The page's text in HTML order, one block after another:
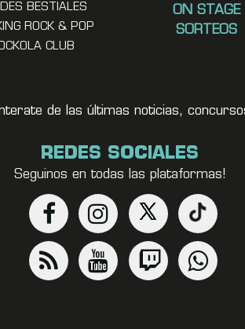
BESTIALES
ROCK & POP
CLUB
ON STAGE
SORTEOS
de las últimas noticias,
REDES SOCIALES
Seguinos en todas las plataformas!